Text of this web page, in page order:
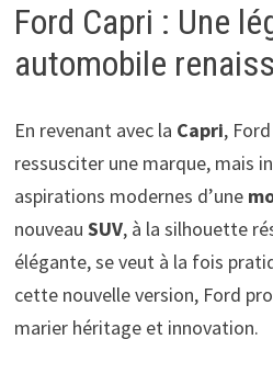
Ford Capri : Une
automobile
En revenant avec la Capri,
ressusciter une marque, mais
aspirations modernes d’une
nouveau SUV, à la silhouette
élégante, se veut à la fois
cette nouvelle version, Ford
marier héritage et innovation.